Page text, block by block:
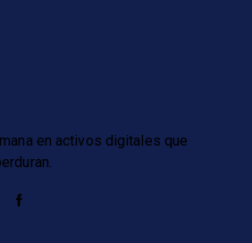
en activos digitales que